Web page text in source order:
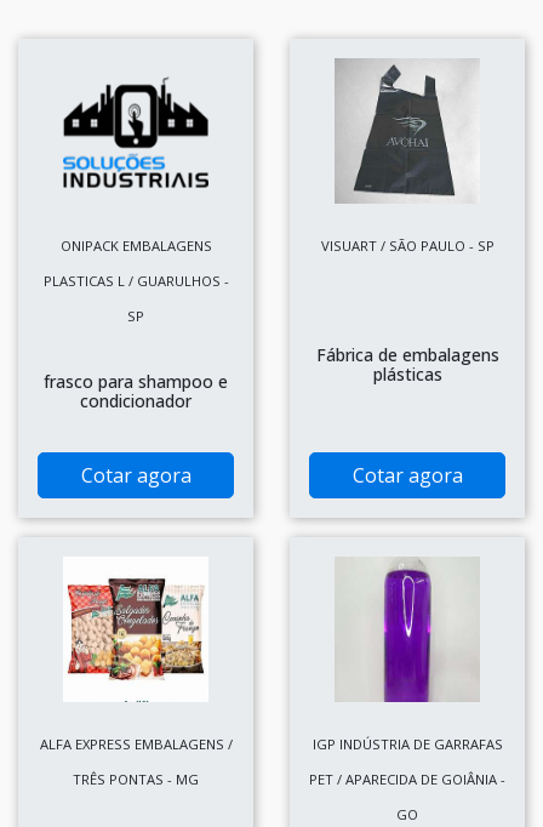
ONIPACK EMBALAGENS
PLASTICAS L / GUARULHOS -
SP
frasco para shampoo e
condicionador
Cotar agora
VISUART / SÃO PAULO - SP
Fábrica de embalagens
plásticas
Cotar agora
ALFA EXPRESS EMBALAGENS /
TRÊS PONTAS - MG
IGP INDÚSTRIA DE GARRAFAS
PET / APARECIDA DE GOIÂNIA -
GO